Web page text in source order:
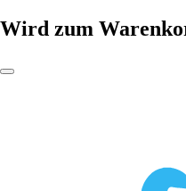
Wird zum